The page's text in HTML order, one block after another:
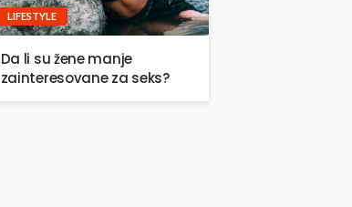
LIFESTYLE
Da li su žene manje
zainteresovane za seks?